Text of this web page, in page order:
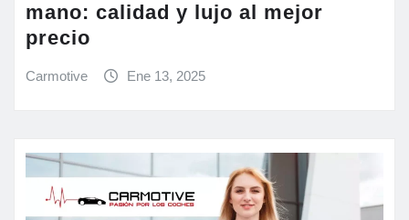
mano: calidad y lujo al mejor
precio
Carmotive Ene 13, 2025